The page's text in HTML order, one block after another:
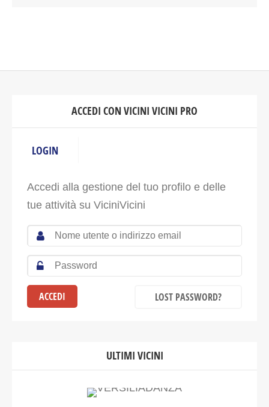
ACCEDI CON VICINI VICINI PRO
LOGIN
Accedi alla gestione del tuo profilo e delle
tue attività su ViciniVicini
LOST PASSWORD?
ULTIMI VICINI